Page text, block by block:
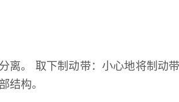
离。 取下制动带：小心地将制动
结构。